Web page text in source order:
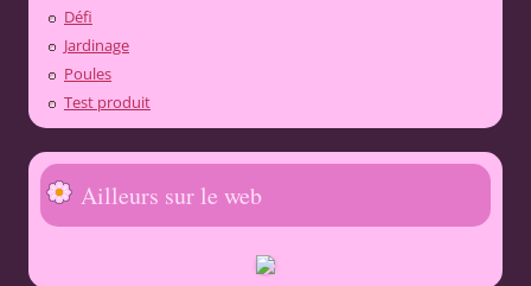
Défi
Jardinage
Poules
Test produit
Ailleurs sur le web